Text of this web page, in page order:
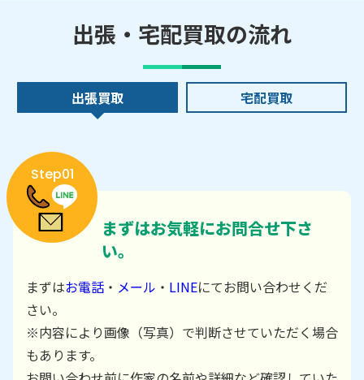
出張・宅配買取の流れ
出張買取 宅配買取
Step01
まずはお気軽にお問合せ下さ
い。
まずはお電話 ・ メール ・ LINEにてお問い合わせくだ
さい。
※内容により画像（写真）で判断させていただく場合
もあります。